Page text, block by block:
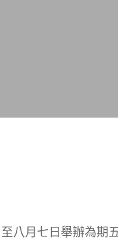
八月七日舉辦為期